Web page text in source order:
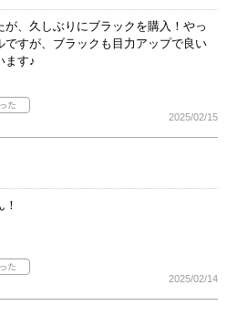
、久しぶりにブラックを購入！やっ
すが、ブラックも目力アップで良い
ます♪
2025/02/15
2025/02/14